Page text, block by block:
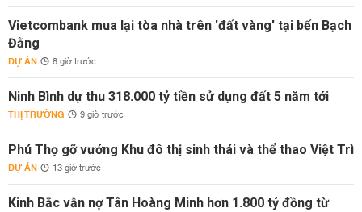
Vietcombank mua lại tòa nhà trên 'đất vàng' tại bến Bạch
Đằng
DỰ ÁN 8 giờ trước
Ninh Bình dự thu 318.000 tỷ tiền sử dụng đất 5 năm tới
THỊ TRƯỜNG 9 giờ trước
Phú Thọ gỡ vướng Khu đô thị sinh thái và thể thao Việt Trì
DỰ ÁN 13 giờ trước
Kinh Bắc vẫn nợ Tân Hoàng Minh hơn 1.800 tỷ đồng từ